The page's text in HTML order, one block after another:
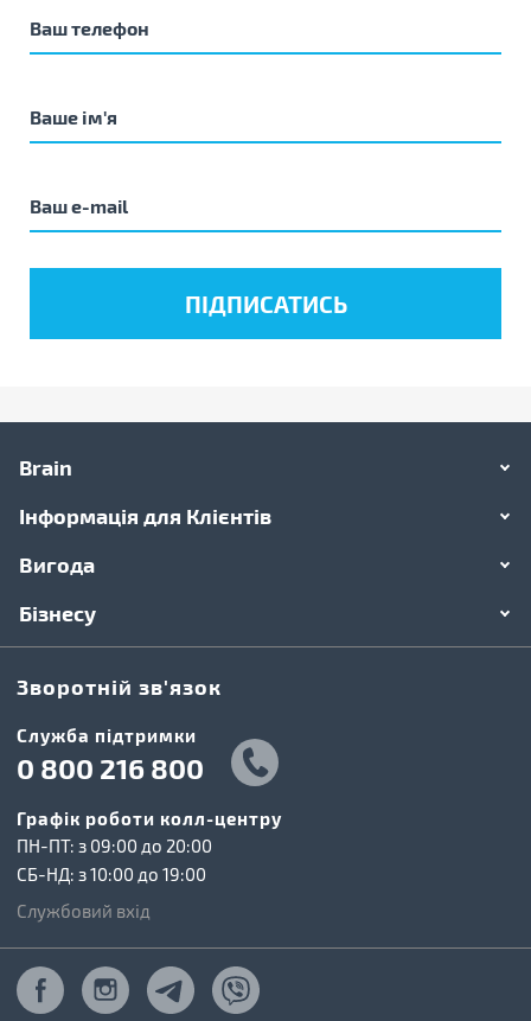
Brain
Інформація для Клієнтів
Вигода
Бізнесу
Зворотній зв'язок
Cлужба підтримки
0 800 216 800
Графік роботи колл-центру
ПН-ПТ: з 09:00 до 20:00
СБ-НД: з 10:00 до 19:00
Службовий вхід